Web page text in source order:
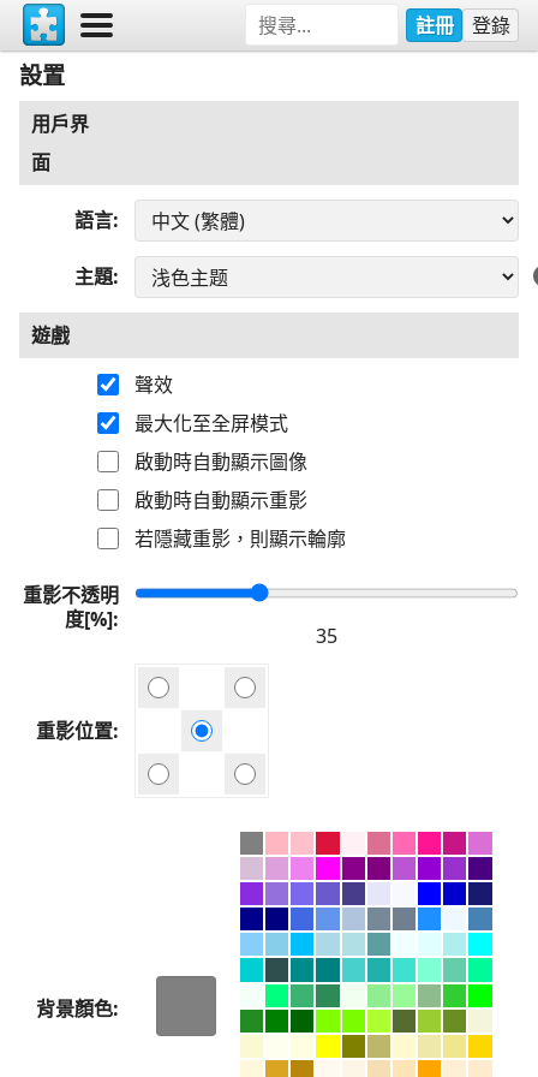
註冊 登錄
設置
用戶界
面
語言
主題
遊戲
聲效
最大化至全屏模式
啟動時自動顯示圖像
啟動時自動顯示重影
若隱藏重影，則顯示輪廓
重影不透明
度[%]
重影位置
背景顏色